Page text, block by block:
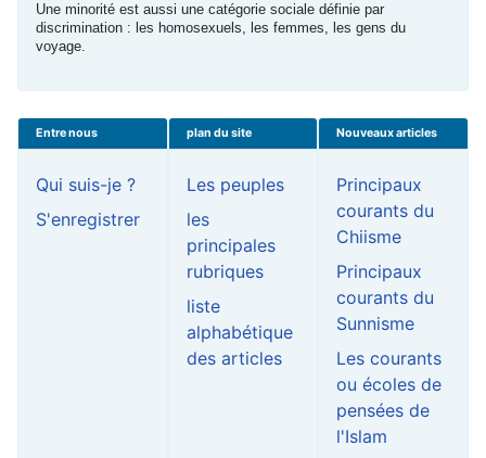
Une minorité est aussi une catégorie sociale définie par
discrimination : les homosexuels, les femmes, les gens du
voyage.
Entre nous
Qui suis-je ?
S'enregistrer
plan du site
Les peuples
les
principales
rubriques
liste
alphabétique
des articles
Nouveaux articles
Principaux
courants du
Chiisme
Principaux
courants du
Sunnisme
Les courants
ou écoles de
pensées de
l'Islam